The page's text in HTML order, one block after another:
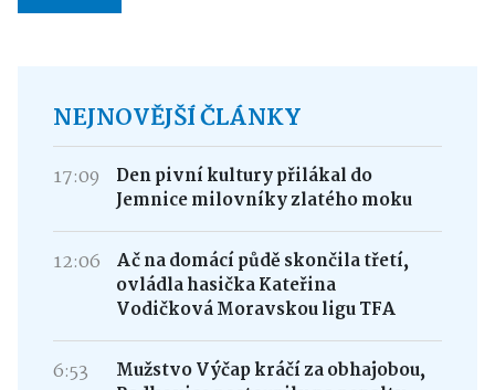
NEJNOVĚJŠÍ ČLÁNKY
17:09
Den pivní kultury přilákal do
Jemnice milovníky zlatého moku
12:06
Ač na domácí půdě skončila třetí,
ovládla hasička Kateřina
Vodičková Moravskou ligu TFA
6:53
Mužstvo Výčap kráčí za obhajobou,